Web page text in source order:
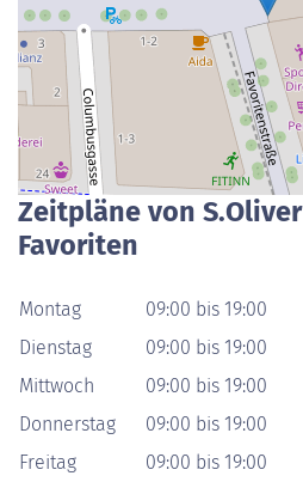
Zeitpläne von
Favoriten
Montag
09:00 bis 19:00
Dienstag
09:00 bis 19:00
Mittwoch
09:00 bis 19:00
Donnerstag
09:00 bis 19:00
Freitag
09:00 bis 19:00